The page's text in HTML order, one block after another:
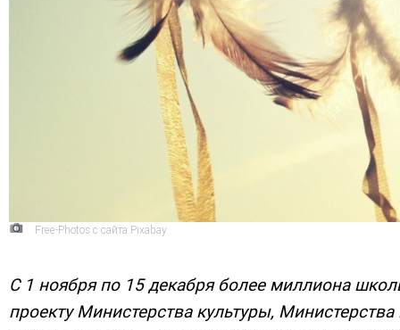
Free-Photos с сайта Pixabay
С 1 ноября по 15 декабря более миллиона
проекту Министерства культуры,